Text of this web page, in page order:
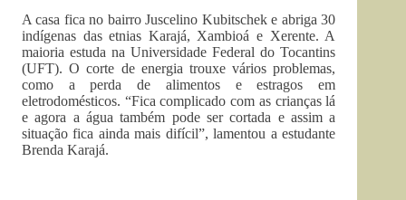
A casa fica no bairro Juscelino Kubitschek e abriga 30
indígenas das etnias Karajá, Xambioá e Xerente. A
maioria estuda na Universidade Federal do Tocantins
(UFT). O corte de energia trouxe vários problemas,
como a perda de alimentos e estragos em
eletrodomésticos. “Fica complicado com as crianças lá
e agora a água também pode ser cortada e assim a
situação fica ainda mais difícil”, lamentou a estudante
Brenda Karajá.